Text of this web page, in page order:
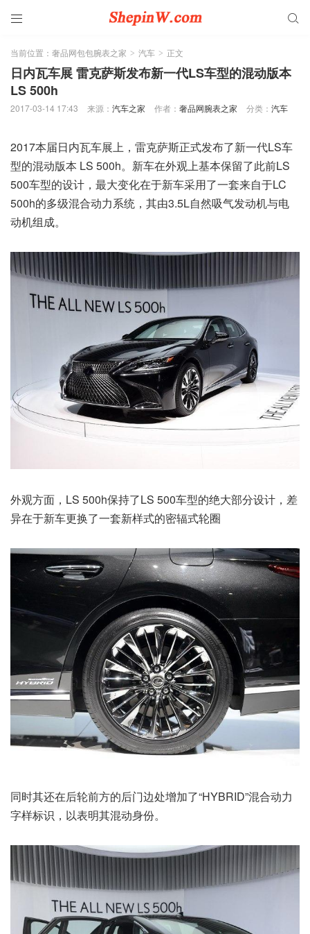
 
当前位置： 奢品网包包腕表之家 > 汽车 > 正文
日内瓦车展 雷克萨斯发布新一代LS车型的混动版本
LS 500h
2017-03-14 17:43 来源： 汽车之家 作者： 奢品网腕表之家 分类： 汽车
2017本届日内瓦车展上，雷克萨斯正式发布了新一代LS车
型的混动版本 LS 500h。新车在外观上基本保留了此前LS
500车型的设计，最大变化在于新车采用了一套来自于LC
500h的多级混合动力系统，其由3.5L自然吸气发动机与电
动机组成。
外观方面，LS 500h保持了LS 500车型的绝大部分设计，差
异在于新车更换了一套新样式的密辐式轮圈
同时其还在后轮前方的后门边处增加了“HYBRID”混合动力
字样标识，以表明其混动身份。